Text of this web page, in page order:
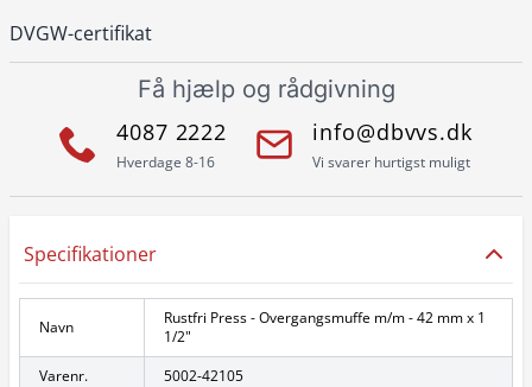
DVGW-certifikat
Få hjælp og rådgivning
4087 2222
Hverdage 8-16
info@dbvvs.dk
Vi svarer hurtigst muligt
Specifikationer
Navn
Rustfri Press - Overgangsmuffe m/m - 42 mm x 1
1/2"
Varenr.
5002-42105